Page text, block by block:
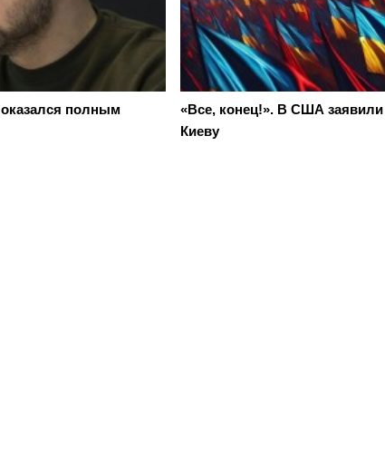
полным
«Все, конец!». В США заявили
Киеву